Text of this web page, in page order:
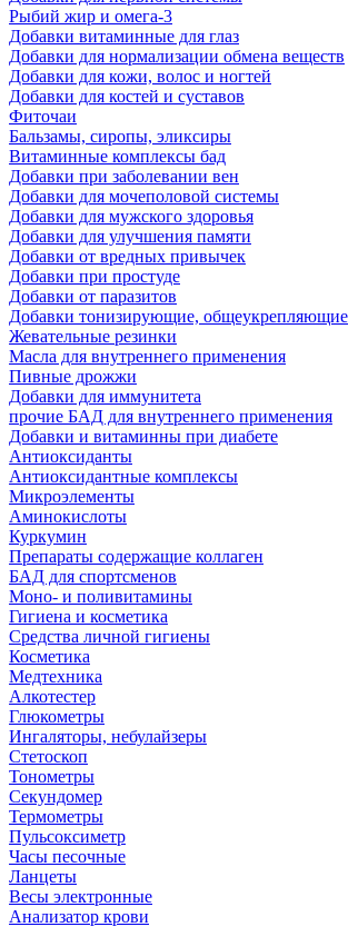
Рыбий жир и омега-3
Добавки витаминные для глаз
Добавки для нормализации обмена веществ
Добавки для кожи, волос и ногтей
Добавки для костей и суставов
Фиточаи
Бальзамы, сиропы, эликсиры
Витаминные комплексы бад
Добавки при заболевании вен
Добавки для мочеполовой системы
Добавки для мужского здоровья
Добавки для улучшения памяти
Добавки от вредных привычек
Добавки при простуде
Добавки от паразитов
Добавки тонизирующие, общеукрепляющие
Жевательные резинки
Масла для внутреннего применения
Пивные дрожжи
Добавки для иммунитета
прочие БАД для внутреннего применения
Добавки и витаминны при диабете
Антиоксиданты
Антиоксидантные комплексы
Микроэлементы
Аминокислоты
Куркумин
Препараты содержащие коллаген
БАД для спортсменов
Моно- и поливитамины
Гигиена и косметика
Средства личной гигиены
Косметика
Медтехника
Алкотестер
Глюкометры
Ингаляторы, небулайзеры
Стетоскоп
Тонометры
Секундомер
Термометры
Пульсоксиметр
Часы песочные
Ланцеты
Весы электронные
Анализатор крови